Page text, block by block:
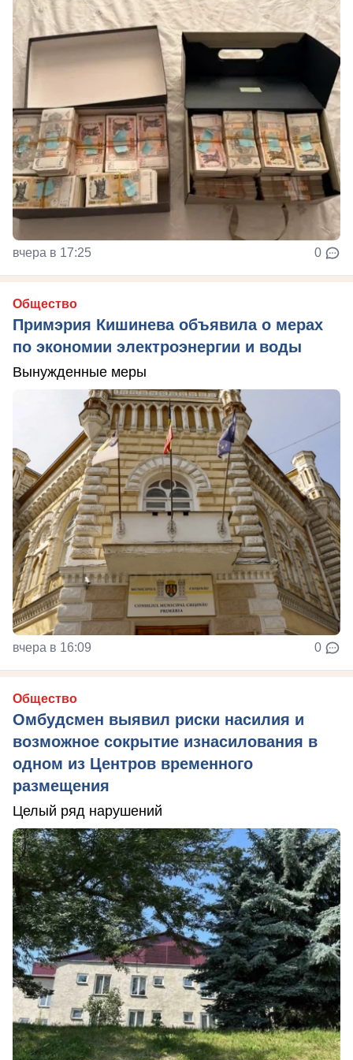
вчера в 17:25 0
Общество
Примэрия Кишинева объявила о мерах
по экономии электроэнергии и воды
Вынужденные меры
вчера в 16:09 0
Общество
Омбудсмен выявил риски насилия и
возможное сокрытие изнасилования в
одном из Центров временного
размещения
Целый ряд нарушений